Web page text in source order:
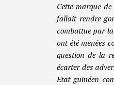
Cette marque
fallait rendre
combattue par
ont été menées
question de la
écarter des
Etat guinéen